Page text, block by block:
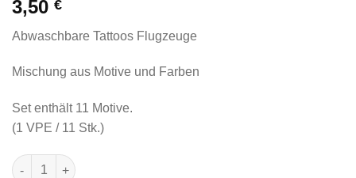
3,50 €
Abwaschbare Tattoos Flugzeuge
Mischung aus Motive und Farben
Set enthält 11 Motive.
(1 VPE / 11 Stk.)
abwaschbare Tattoos "Flugzeug Collection" Menge